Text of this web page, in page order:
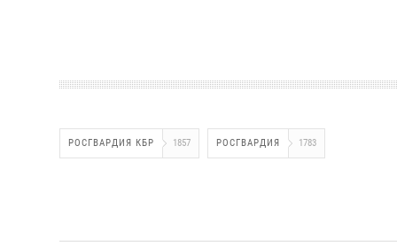
РОСГВАРДИЯ КБР 1857 РОСГВАРДИЯ 1783